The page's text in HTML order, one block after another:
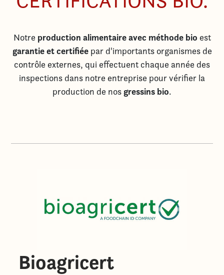
Notre production alimentaire avec méthode bio est
garantie et certifiéepar d'importants organismes de
contrôle externes, qui effectuent chaque année des
inspections dans notre entreprise pour vérifier la
production de nosgressins bio.
Bioagricert